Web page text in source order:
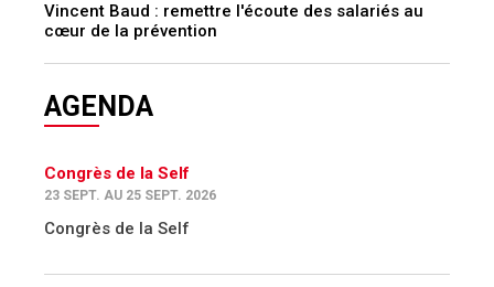
Vincent Baud : remettre l'écoute des salariés au
cœur de la prévention
AGENDA
Congrès de la Self
23 SEPT. AU 25 SEPT. 2026
Congrès de la Self